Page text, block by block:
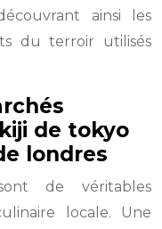
ainsi les
du terroir utilisés
de tokyo
londres
de véritables
locale. Une